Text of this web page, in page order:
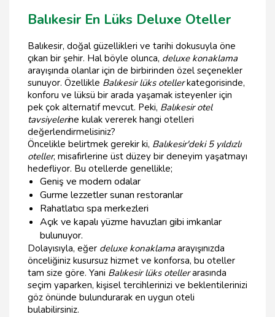
Balıkesir En Lüks Deluxe Oteller
Balıkesir, doğal güzellikleri ve tarihi dokusuyla öne
çıkan bir şehir. Hal böyle olunca, deluxe konaklama
arayışında olanlar için de birbirinden özel seçenekler
sunuyor. Özellikle Balıkesir lüks otellerkategorisinde,
konforu ve lüksü bir arada yaşamak isteyenler için
pek çok alternatif mevcut. Peki, Balıkesir otel
tavsiyelerine kulak vererek hangi otelleri
değerlendirmelisiniz?
Öncelikle belirtmek gerekir ki, Balıkesir'deki 5 yıldızlı
oteller, misafirlerine üst düzey bir deneyim yaşatmayı
hedefliyor. Bu otellerde genellikle;
Geniş ve modern odalar
Gurme lezzetler sunan restoranlar
Rahatlatıcı spa merkezleri
Açık ve kapalı yüzme havuzları gibi imkanlar
bulunuyor.
Dolayısıyla, eğer deluxe konaklamaarayışınızda
önceliğiniz kusursuz hizmet ve konforsa, bu oteller
tam size göre. Yani Balıkesir lüks otellerarasında
seçim yaparken, kişisel tercihlerinizi ve beklentilerinizi
göz önünde bulundurarak en uygun oteli
bulabilirsiniz.